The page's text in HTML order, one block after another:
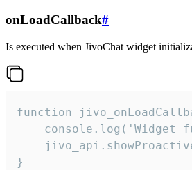
onLoadCallback#
Is executed when JivoChat widget
function
console.log('Widget
}